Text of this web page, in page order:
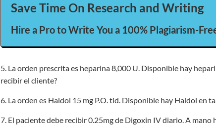
Save Time On Research and Writing
Hire a Pro to Write You a 100% Plagiarism-
5. La orden prescrita es heparina 8,000 U. Disponible hay
recibir el cliente?
6. La orden es Haldol 15 mg P.O. tid. Disponible hay Haldol en
7. El paciente debe recibir 0.25mg de Digoxin IV diario. A